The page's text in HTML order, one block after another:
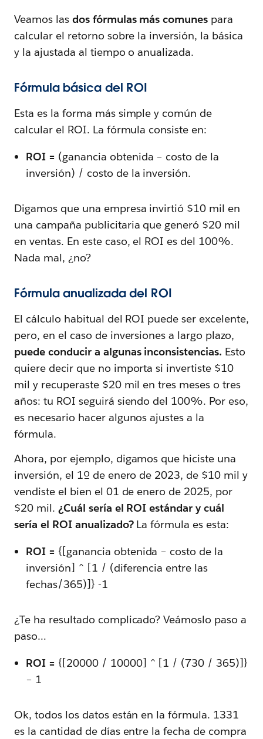
Veamos las dos fórmulas más comunes para
calcular el retorno sobre la inversión, la básica
y la ajustada al tiempo o anualizada.
Fórmula básica del ROI
Esta es la forma más simple y común de
calcular el ROI. La fórmula consiste en:
ROI = (ganancia obtenida – costo de la
inversión) / costo de la inversión.
Digamos que una empresa invirtió $10 mil en
una campaña publicitaria que generó $20 mil
en ventas. En este caso, el ROI es del 100%.
Nada mal, ¿no?
Fórmula anualizada del ROI
El cálculo habitual del ROI puede ser excelente,
pero, en el caso de inversiones a largo plazo,
puede conducir a algunas inconsistencias. Esto
quiere decir que no importa si invertiste $10
mil y recuperaste $20 mil en tres meses o tres
años: tu ROI seguirá siendo del 100%. Por eso,
es necesario hacer algunos ajustes a la
fórmula.
Ahora, por ejemplo, digamos que hiciste una
inversión, el 1º de enero de 2023, de $10 mil y
vendiste el bien el 01 de enero de 2025, por
$20 mil. ¿Cuál sería el ROI estándar y cuál
sería el ROI anualizado? La fórmula es esta:
ROI = {[ganancia obtenida – costo de la
inversión] ^ [1 / (diferencia entre las
fechas/365)]} -1
¿Te ha resultado complicado? Veámoslo paso a
paso…
ROI = {[20000 / 10000] ^ [1 / (730 / 365)]}
– 1
Ok, todos los datos están en la fórmula. 1331
es la cantidad de días entre la fecha de compra